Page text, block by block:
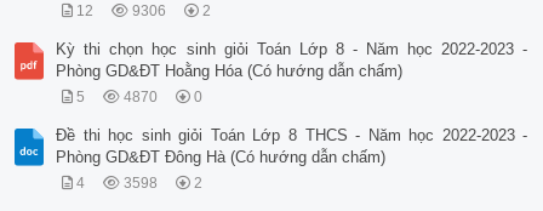
12 9306 2
Kỳ thi chọn học sinh giỏi Toán Lớp 8 - Năm học 2022-2023 -
Phòng GD&ĐT Hoằng Hóa (Có hướng dẫn chấm)
5 4870 0
Đề thi học sinh giỏi Toán Lớp 8 THCS - Năm học 2022-2023 -
Phòng GD&ĐT Đông Hà (Có hướng dẫn chấm)
4 3598 2